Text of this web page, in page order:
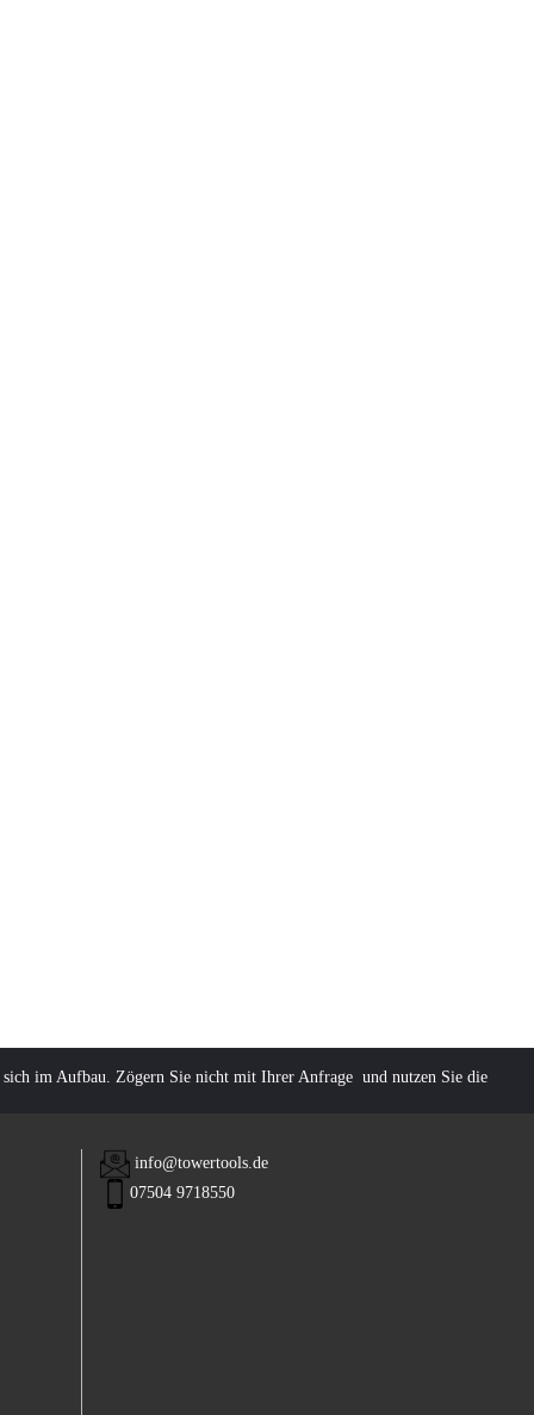
im Aufbau. Zögern Sie nicht mit Ihrer Anfrage und nutzen Sie die
info@towertools.de
07504 9718550